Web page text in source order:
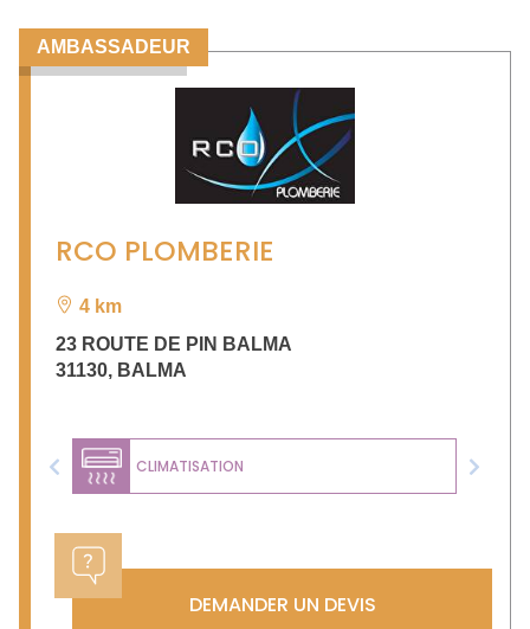
AMBASSADEUR
RCO PLOMBERIE
4 km
23 ROUTE DE PIN BALMA
31130, BALMA
CLIMATISATION
Previous Next
DEMANDER UN DEVIS